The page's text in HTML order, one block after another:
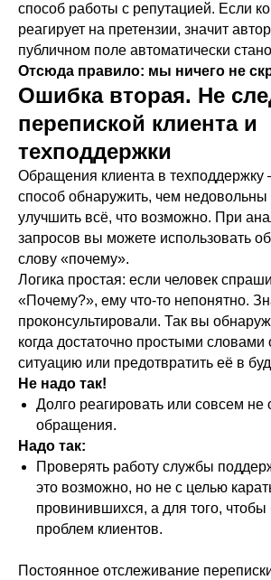
способ работы с репутацией. Если
реагирует на претензии, значит
публичном поле автоматически
Отсюда правило: мы ничего не
Ошибка вторая. Не
перепиской клиента и
техподдержки
Обращения клиента в техподдержку
способ обнаружить, чем недовольны
улучшить всё, что возможно. При
запросов вы можете использовать
слову «почему».
Логика простая: если человек
«Почему?», ему что-то непонятно.
проконсультировали. Так вы
когда достаточно простыми словами
ситуацию или предотвратить её в
Не надо так!
Долго реагировать или совсем не
обращения.
Надо так:
Проверять работу службы
это возможно, но не с целью
провинившихся, а для того, чтобы
проблем клиентов.
Постоянное отслеживание